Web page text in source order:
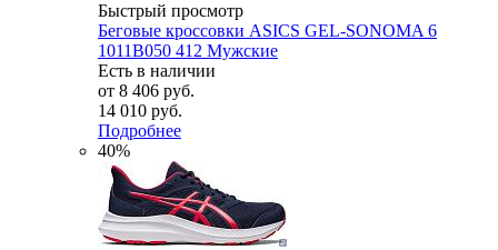
Быстрый просмотр
Беговые кроссовки ASICS GEL-SONOMA 6
1011B050 412 Мужские
Есть в наличии
от 8 406 руб.
14 010 руб.
Подробнее
40%